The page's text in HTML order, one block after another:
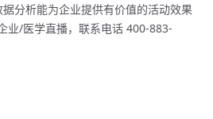
分析能为企业提供有价值的活动效果
业/医学直播，联系电话 400-883-